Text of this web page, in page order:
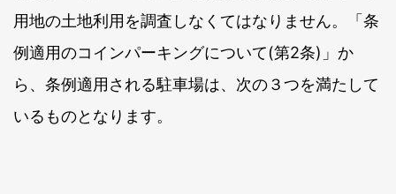
用地の土地利用を調査しなくてはなりません。「条
例適用のコインパーキングについて(第2条)」か
ら、条例適用される駐車場は、次の３つを満たして
いるものとなります。